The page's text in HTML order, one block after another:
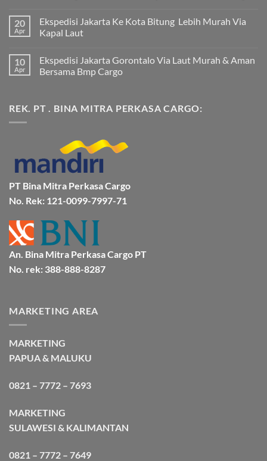
komentar
pada
Ekspedisi
Murah
dan
Terpercaya
Jakarta
ke
20
Apr
Ekspedisi Jakarta Ke Kota Bitung Lebih Murah Via
Kapal Laut
komentar
pada
Ekspedisi
Bitung
Lebih
10
Apr
Ekspedisi Jakarta Gorontalo Via Laut Murah & Aman
Bersama Bmp Cargo
pada
Ekspedisi
&
Aman
Bersama
Bmp
Cargo
REK. PT . BINA MITRA PERKASA CARGO:
PT Bina Mitra Perkasa Cargo
No. Rek: 121-0099-7997-71
An. Bina Mitra Perkasa Cargo PT
No. rek: 388-888-8287
MARKETING AREA
MARKETING
PAPUA & MALUKU
0821 – 7772 – 7693
MARKETING
SULAWESI & KALIMANTAN
0821 – 7772 – 7649